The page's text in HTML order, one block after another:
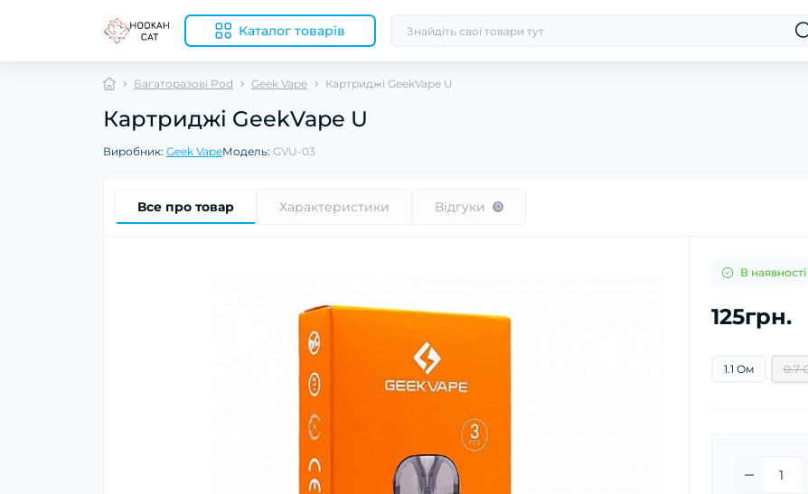
Каталог товарів
Багаторазові Pod Geek Vape Картриджі GeekVape U
Картриджі GeekVape U
Виробник: Geek VapeМодель: GVU-03
Все про товар Характеристики Відгуки 0
В наявності
125грн.
0.7
1.1 Ом